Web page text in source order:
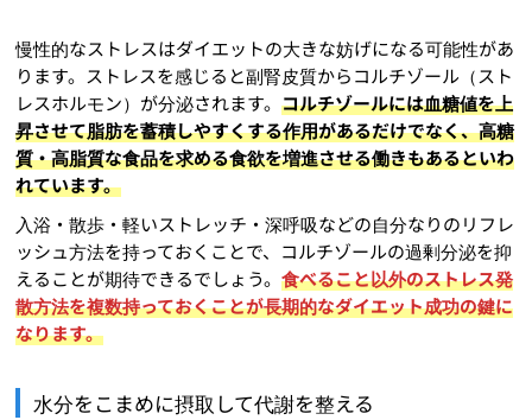
慢性的なストレスはダイエットの大きな妨げになる可能性があ
ります。ストレスを感じると副腎皮質からコルチゾール（スト
レスホルモン）が分泌されます。コルチゾールには血糖値を上
昇させて脂肪を蓄積しやすくする作用があるだけでなく、高糖
質・高脂質な食品を求める食欲を増進させる働きもあるといわ
れています。
入浴・散歩・軽いストレッチ・深呼吸などの自分なりのリフレ
ッシュ方法を持っておくことで、コルチゾールの過剰分泌を抑
えることが期待できるでしょう。食べること以外のストレス発
散方法を複数持っておくことが長期的なダイエット成功の鍵に
なります。
水分をこまめに摂取して代謝を整える